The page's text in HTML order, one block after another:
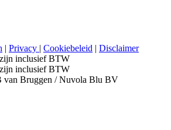
| Privacy | Cookiebeleid | Disclaimer
inclusief BTW
inclusief BTW
Bruggen / Nuvola Blu BV